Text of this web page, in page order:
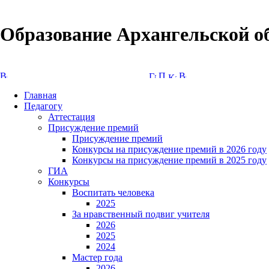
Образование Архангельской
Главная
Педагогу
Аттестация
Присуждение премий
Присуждение премий
Конкурсы на присуждение премий в 2026 году
Конкурсы на присуждение премий в 2025 году
ГИА
Конкурсы
Воспитать человека
2025
За нравственный подвиг учителя
2026
2025
2024
Мастер года